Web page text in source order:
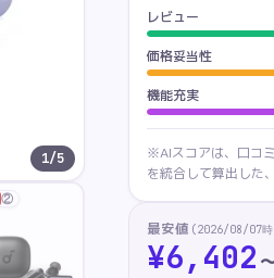
1/5
②
レビュー
価格妥当性
機能充実
※AIスコアは、口コ
を統合して算出した
最安値 (2026/08/07
¥6,402